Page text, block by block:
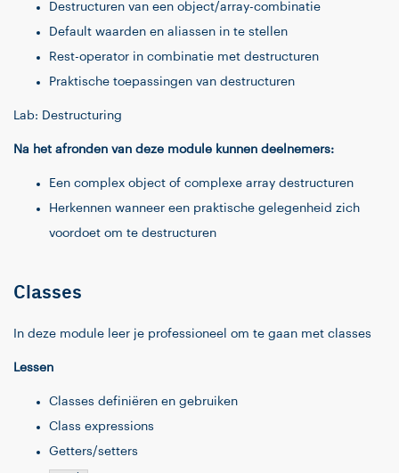
Destructuren van een object/array-combinatie
Default waarden en aliassen in te stellen
Rest-operator in combinatie met destructuren
Praktische toepassingen van destructuren
Lab: Destructuring
Na het afronden van deze module kunnen deelnemers:
Een complex object of complexe array destructuren
Herkennen wanneer een praktische gelegenheid zich
voordoet om te destructuren
Classes
In deze module leer je professioneel om te gaan met classes
Lessen
Classes definiëren en gebruiken
Class expressions
Getters/setters